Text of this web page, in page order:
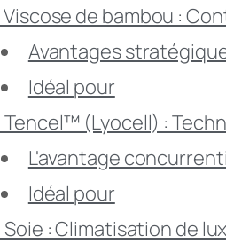
Viscose de bambou :
Avantages
Idéal pour
Tencel™ (Lyocell) :
L'avantage
Idéal pour
Soie : Climatisation de